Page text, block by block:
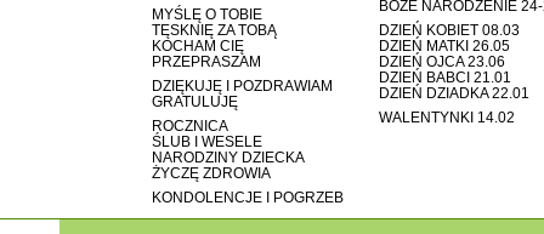
MYŚLĘ O TOBIE
TĘSKNIĘ ZA TOBĄ
KOCHAM CIĘ
PRZEPRASZAM
DZIĘKUJĘ I POZDRAWIAM
GRATULUJĘ
ROCZNICA
ŚLUB I WESELE
NARODZINY DZIECKA
ŻYCZĘ ZDROWIA
KONDOLENCJE I POGRZEB
BOŻE NARODZENIE
DZIEŃ KOBIET 08.03
DZIEŃ MATKI 26.05
DZIEŃ OJCA 23.06
DZIEŃ BABCI 21.01
DZIEŃ DZIADKA 22.01
WALENTYNKI 14.02